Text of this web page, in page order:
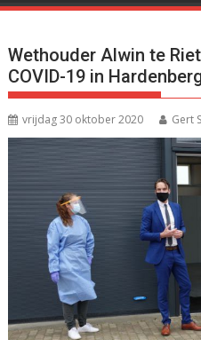
Wethouder Alwin te
COVID-19 in
vrijdag 30 oktober 2020 Gert